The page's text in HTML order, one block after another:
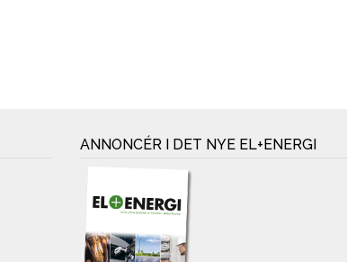
ANNONCÉR I DET NYE EL+ENERGI